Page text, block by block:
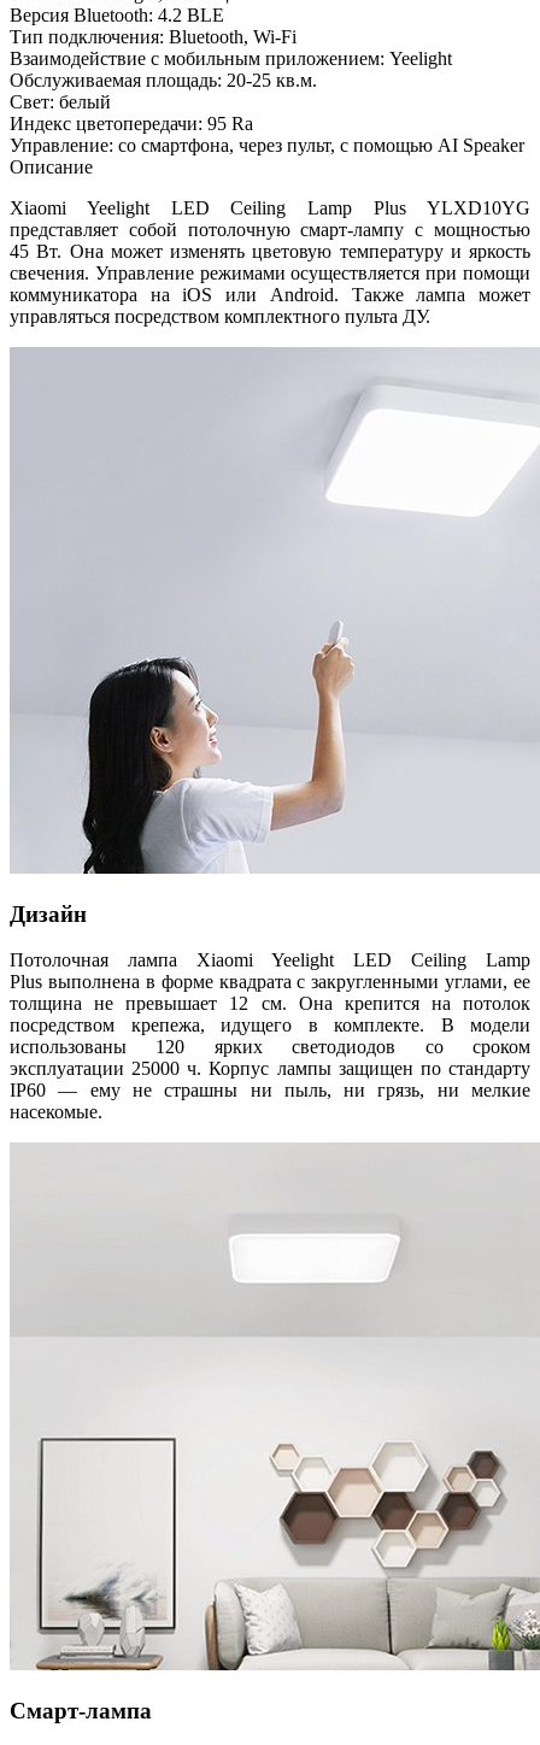
Версия Bluetooth: 4.2 BLE
Тип подключения: Bluetooth, Wi-Fi
Взаимодействие с мобильным приложением: Yeelight
Обслуживаемая площадь: 20-25 кв.м.
Свет: белый
Индекс цветопередачи: 95 Ra
Управление: со смартфона, через пульт, с помощью AI Speaker
Описание
Xiaomi Yeelight LED Ceiling Lamp Plus YLXD10YG
представляет собой потолочную смарт-лампу с мощностью
45 Вт. Она может изменять цветовую температуру и яркость
свечения. Управление режимами осуществляется при помощи
коммуникатора на iOS или Android. Также лампа может
управляться посредством комплектного пульта ДУ.
Дизайн
Потолочная лампа Xiaomi Yeelight LED Ceiling Lamp
Plus выполнена в форме квадрата с закругленными углами, ее
толщина не превышает 12 см. Она крепится на потолок
посредством крепежа, идущего в комплекте. В модели
использованы 120 ярких светодиодов со сроком
эксплуатации 25000 ч. Корпус лампы защищен по стандарту
IP60 — ему не страшны ни пыль, ни грязь, ни мелкие
насекомые.
Смарт-лампа